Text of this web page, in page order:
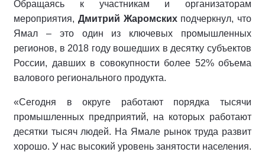
Обращаясь к участникам и организаторам
мероприятия, Дмитрий Жаромскихподчеркнул, что
Ямал – это один из ключевых промышленных
регионов, в 2018 году вошедших в десятку субъектов
России, давших в совокупности более 52% объема
валового регионального продукта.
«Сегодня в округе работают порядка тысячи
промышленных предприятий, на которых работают
десятки тысяч людей. На Ямале рынок труда развит
хорошо. У нас высокий уровень занятости населения.